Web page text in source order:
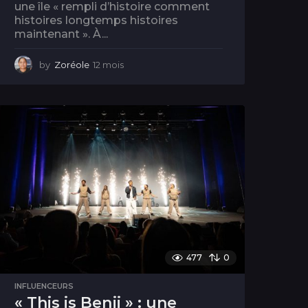
une île « rempli d’histoire comment
histoires longtemps histoires
maintenant ». À...
by Zoréole 12 mois
i
s
477 0
INFLUENCEURS
« This is Benji » : une